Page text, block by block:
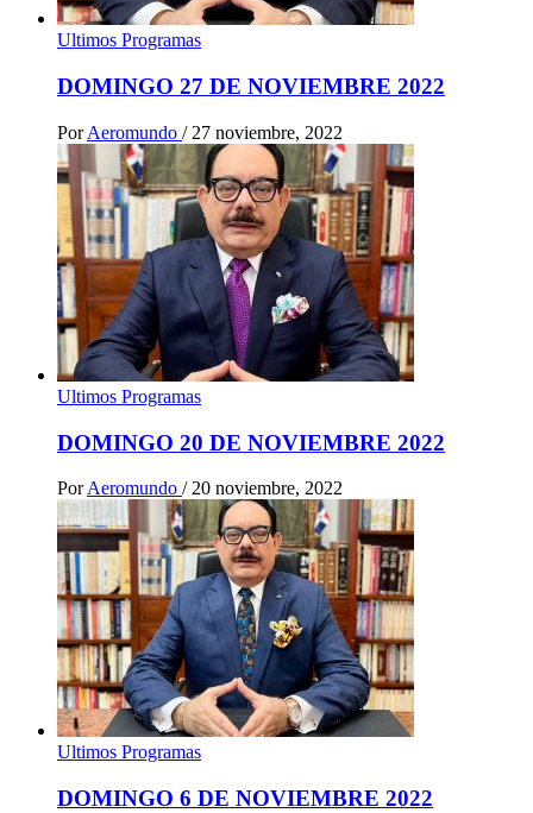
Ultimos Programas
DOMINGO 27 DE NOVIEMBRE 2022
Por Aeromundo / 27 noviembre, 2022
Ultimos Programas
DOMINGO 20 DE NOVIEMBRE 2022
Por Aeromundo / 20 noviembre, 2022
Ultimos Programas
DOMINGO 6 DE NOVIEMBRE 2022